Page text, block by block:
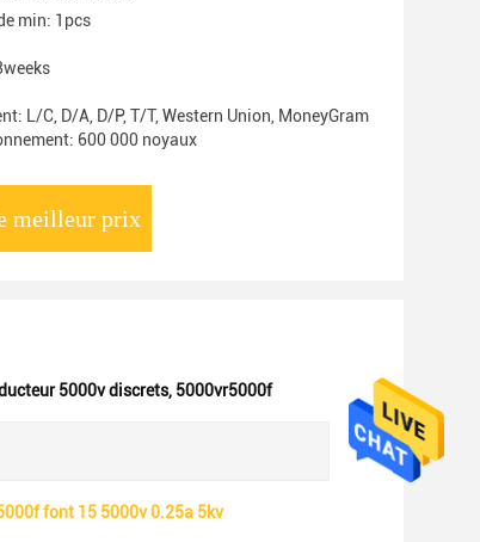
min: 1pcs
L/C, D/A, D/P, T/T, Western Union, MoneyGram
600 000 noyaux
meilleur prix
5000v discrets, 5000vr5000f
font 15 5000v 0.25a 5kv